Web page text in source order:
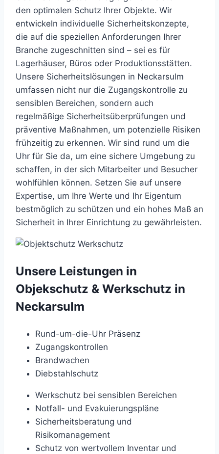
den optimalen Schutz Ihrer Objekte. Wir
entwickeln individuelle Sicherheitskonzepte,
die auf die speziellen Anforderungen Ihrer
Branche zugeschnitten sind – sei es für
Lagerhäuser, Büros oder Produktionsstätten.
Unsere Sicherheitslösungen in Neckarsulm
umfassen nicht nur die Zugangskontrolle zu
sensiblen Bereichen, sondern auch
regelmäßige Sicherheitsüberprüfungen und
präventive Maßnahmen, um potenzielle Risiken
frühzeitig zu erkennen. Wir sind rund um die
Uhr für Sie da, um eine sichere Umgebung zu
schaffen, in der sich Mitarbeiter und Besucher
wohlfühlen können. Setzen Sie auf unsere
Expertise, um Ihre Werte und Ihr Eigentum
bestmöglich zu schützen und ein hohes Maß an
Sicherheit in Ihrer Einrichtung zu gewährleisten.
Unsere Leistungen in
Objekschutz & Werkschutz in
Neckarsulm
Rund-um-die-Uhr Präsenz
Zugangskontrollen
Brandwachen
Diebstahlschutz
Werkschutz bei sensiblen Bereichen
Notfall- und Evakuierungspläne
Sicherheitsberatung und
Risikomanagement
Schutz von wertvollem Inventar und